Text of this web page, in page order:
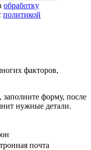
обработку
политикой
факторов,
форму, после
нужные детали.
почта